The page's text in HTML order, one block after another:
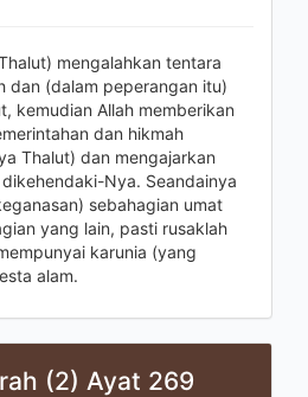
mengalahkan tentara
dan (dalam peperangan itu)
kemudian Allah memberikan
dan hikmah
Thalut) dan mengajarkan
Nya. Seandainya
sebahagian umat
yang lain, pasti rusaklah
karunia (yang
alam.
(2) Ayat 269